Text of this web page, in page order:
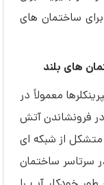
ساختمان های
های بلند
معمولاً در
فرونشاندن آتش
از شبکه ای
سرتاسر ساختمان